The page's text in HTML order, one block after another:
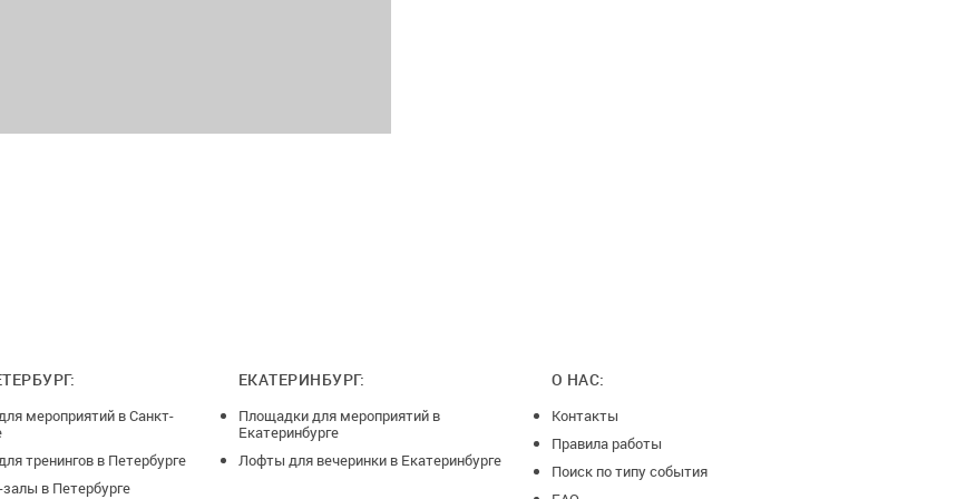
мероприятий в Санкт-
тренингов в Петербурге
в Петербурге
ЕКАТЕРИНБУРГ:
Площадки для мероприятий в
Екатеринбурге
Лофты для вечеринки в Екатеринбурге
О НАС:
Контакты
Правила работы
Поиск по типу события